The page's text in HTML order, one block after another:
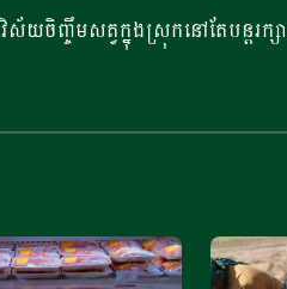
វិស័យចិញ្ចឹមសត្វក្នុងស្រុកនៅតែបន្តរក្ស